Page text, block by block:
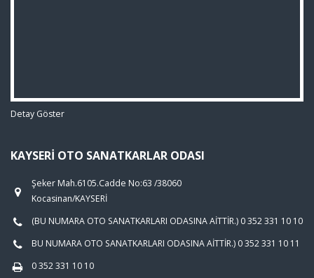
Detay Göster
KAYSERI OTO SANATKARLAR ODASI
Şeker Mah.6105.Cadde No:63 /38060
Kocasinan/KAYSERİ
(BU NUMARA OTO SANATKARLARI ODASINA AİTTİR.) 0 352 331 10 10
BU NUMARA OTO SANATKARLARI ODASINA AİTTİR.) 0 352 331 10 11
0 352 331 10 10